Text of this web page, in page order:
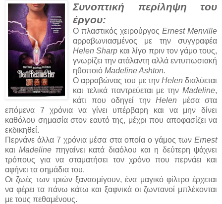
Συνοπτική περίληψη του
έργου:
Ο πλαστικός χειρούργος Ernest Menville
αρραβωνιασμένος με την συγγραφέα
Helen Sharp και λίγο πριν τον γάμο τους,
γνωρίζει την ατάλαντη αλλά εντυπωσιακή
ηθοποιό Madeline Ashton.
Ο αρραβώνας του με την Helenδιαλύεται
και τελικά παντρεύεται με την Madeline,
κάτι που οδηγεί τηνHelen μέσα στα
επόμενα 7 χρόνια να γίνει υπέρβαρη και να μην δίνει
καθόλου σημασία στον εαυτό της, μέχρι που αποφασίζει να
εκδικηθεί.
Περνάνε άλλα 7 χρόνια μέσα στα οποία ο γάμος των Ernest
καιMadeline πηγαίνει κατά διαόλου και η δεύτερη ψάχνει
τρόπους για να σταματήσει τον χρόνο που περνάει και
αφήνει τα σημάδια του.
Οι ζωές των τριών ξανασμίγουν, ένα μαγικό φίλτρο έρχεται
να φέρει τα πάνω κάτω και ξαφνικά οι ζωντανοί μπλέκονται
με τους πεθαμένους.